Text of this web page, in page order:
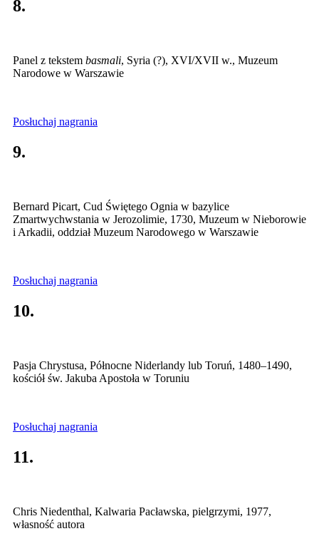
8.
Panel z tekstem basmali, Syria (?), XVI/XVII w., Muzeum
Narodowe w Warszawie
Posłuchaj nagrania
9.
Bernard Picart, Cud Świętego Ognia w bazylice
Zmartwychwstania w Jerozolimie, 1730, Muzeum w Nieborowie
i Arkadii, oddział Muzeum Narodowego w Warszawie
Posłuchaj nagrania
10.
Pasja Chrystusa, Północne Niderlandy lub Toruń, 1480–1490,
kościół św. Jakuba Apostoła w Toruniu
Posłuchaj nagrania
11.
Chris Niedenthal, Kalwaria Pacławska, pielgrzymi, 1977,
własność autora